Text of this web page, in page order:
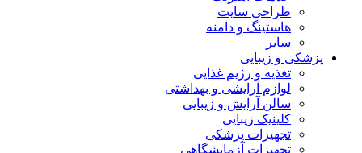
طراحی سایت
هاستینگ و دامنه
سایر
پزشکی و زیبایی
تغذیه و رژیم غذایی
لوازم آرایشی و بهداشتی
سالن آرایش و زیبایی
کلینیک زیبایی
تجهیزات پزشکی
تجهیزات آزمایشگاهی